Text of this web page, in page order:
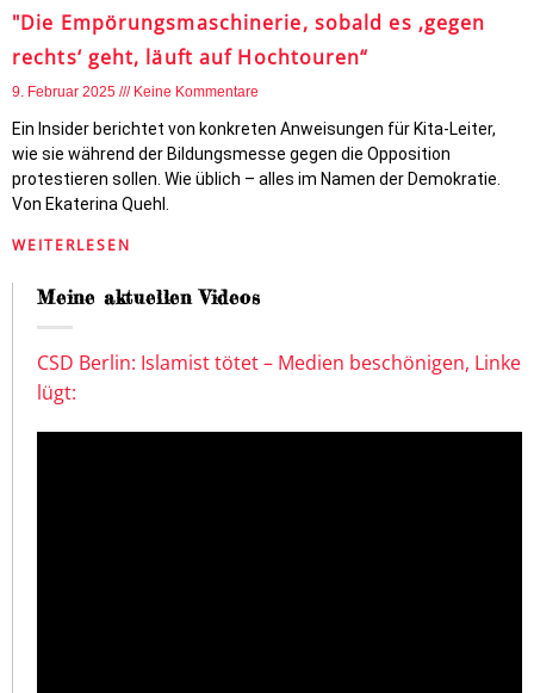
"Die Empörungsmaschinerie, sobald es ‚gegen
rechts‘ geht, läuft auf Hochtouren“
9. Februar 2025 Keine Kommentare
Ein Insider berichtet von konkreten Anweisungen für Kita-Leiter,
wie sie während der Bildungsmesse gegen die Opposition
protestieren sollen. Wie üblich – alles im Namen der Demokratie.
Von Ekaterina Quehl.
WEITERLESEN
Meine aktuellen Videos
CSD Berlin: Islamist tötet – Medien beschönigen, Linke
lügt: